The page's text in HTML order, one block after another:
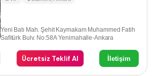
Yeni Batı Mah. Şehit Kaymakam Muhammed Fatih
Safitürk Bulv. No:58A Yenimahalle-Ankara
Ücretsiz Teklif Al İletişim